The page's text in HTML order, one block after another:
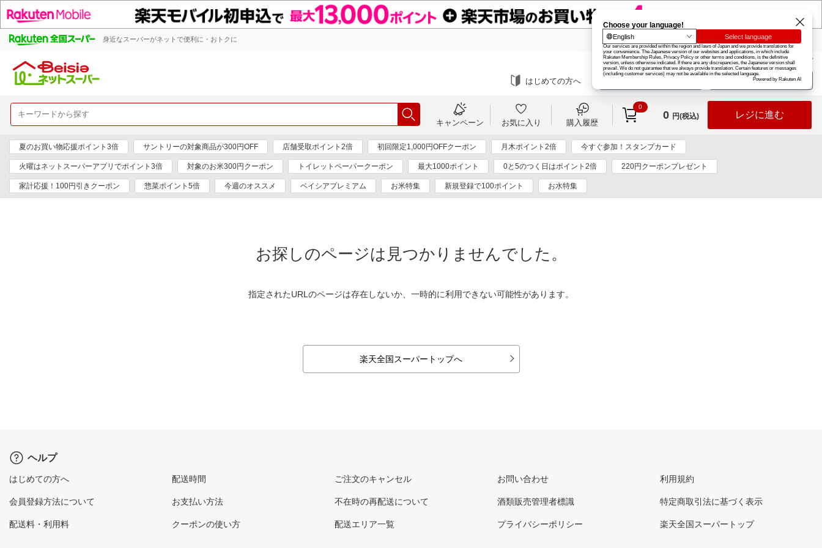
身近なスーパーがネットで便利に・おトクに 楽天グループ カード
お知らせ ヘルプ
はじめての方へ ログイン
キャンペーン お気に入り 購入履歴
0
0 円(税込) レジに進む
夏のお買い物応援ポイント3倍 サントリーの対象商品が300円OFF 店舗受取ポイント2倍 初回限定1,000円OFFクーポン 月木ポイント2倍 今すぐ参加！スタンプカード
火曜はネットスーパーアプリでポイント3倍 対象のお米300円クーポン トイレットペーパークーポン 最大1000ポイント 0と5のつく日はポイント2倍 220円クーポンプレゼント
家計応援！100円引きクーポン 惣菜ポイント5倍 今週のオススメ ベイシアプレミアム お米特集 新規登録で100ポイント お水特集
お探しのページは見つかりませんでした。
指定されたURLのページは存在しないか、一時的に利用できない可能性があります。
楽天全国スーパートップへ
ヘルプ
はじめての方へ
会員登録方法について
配送料・利用料
配送時間
お支払い方法
クーポンの使い方
ご注文のキャンセル
不在時の再配送について
配送エリア一覧
お問い合わせ
酒類販売管理者標識
プライバシーポリシー
利用規約
特定商取引法に基づく表示
楽天全国スーパートップ